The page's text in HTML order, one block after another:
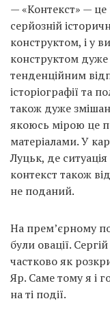
— «Контекст» — це
серйозній
конструктом, і у
конструктом
тенденційним
історіографії та
також дуже
якоюсь мірою це
матеріалами. У
Луцьк, де
контекст також
не поданий.
На прем’єрному
були овації.
частково як
Яр. Саме тому я і
на ті події.